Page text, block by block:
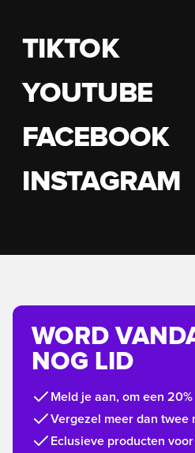
TIKTOK
YOUTUBE
FACEBOOK
INSTAGRAM
WORD
NOG LID
Meld je aan, om een
Vergezel meer dan twee
Eclusieve producten